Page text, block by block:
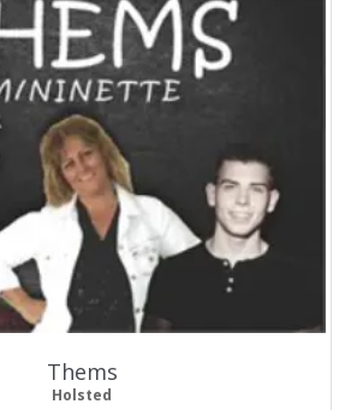
Thems
Holsted